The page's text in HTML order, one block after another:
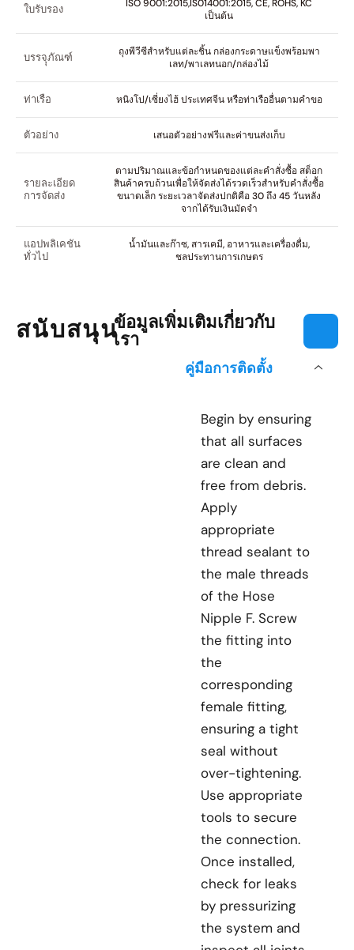
ใบรับรอง
ISO 9001:2015,IS014001:2015, CE, ROHS, KC
เป็นต้น
บรรจุุภัณฑ์
ถุงพีวีซีสำหรับแต่ละชิ้น กล่องกระดาษแข็งพร้อมพา
เลท/พาเลทนอก/กล่องไม้
ท่าเรือ หนิงโป/เซี่ยงไฮ้ ประเทศจีน หรือท่าเรืออื่นตามคำขอ
ตัวอย่าง เสนอตัวอย่างฟรีและค่าขนส่งเก็บ
รายละเอียด
การจัดส่ง
ตามปริมาณและข้อกำหนดของแต่ละคำสั่งซื้อ สต็อก
สินค้าครบถ้วนเพื่อให้จัดส่งได้รวดเร็วสำหรับคำสั่งซื้อ
ขนาดเล็ก ระยะเวลาจัดส่งปกติคือ 30 ถึง 45 วันหลัง
จากได้รับเงินมัดจำ
แอปพลิเคชัน
ทั่วไป
น้ำมันและก๊าซ, สารเคมี, อาหารและเครื่องดื่ม,
ชลประทานการเกษตร
สนับสนุนข้อมูลเพิ่มเติมเกี่ยวกับ
เรา
คู่มือการติดตั้ง
Begin by ensuring
that all surfaces
are clean and
free from debris.
Apply
appropriate
thread sealant to
the male threads
of the Hose
Nipple F. Screw
the fitting into
the
corresponding
female fitting,
ensuring a tight
seal without
over-tightening.
Use appropriate
tools to secure
the connection.
Once installed,
check for leaks
by pressurizing
the system and